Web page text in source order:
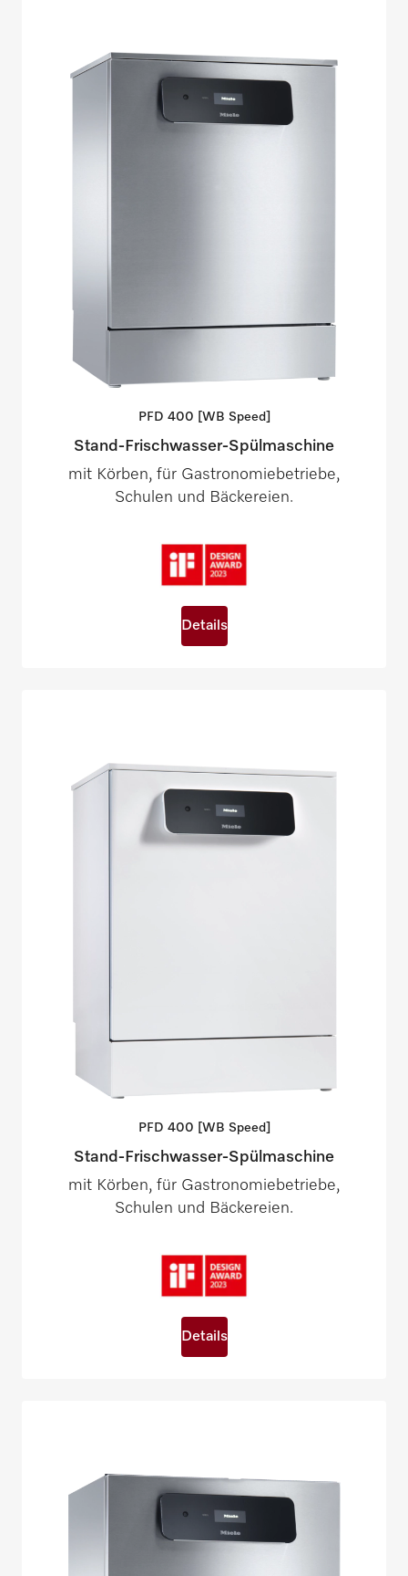
PFD 400 [WB Speed]
Stand-Frischwasser-Spülmaschine
mit Körben, für Gastronomiebetriebe,
Schulen und Bäckereien.
Details
PFD 400 [WB Speed]
Stand-Frischwasser-Spülmaschine
mit Körben, für Gastronomiebetriebe,
Schulen und Bäckereien.
Details